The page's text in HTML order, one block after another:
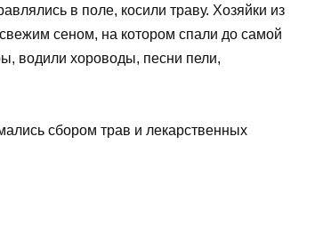
в поле, косили траву. Хозяйки из
сеном, на котором спали до самой
водили хороводы, песни пели,
сбором трав и лекарственных